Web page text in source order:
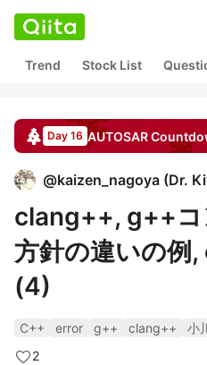
Trend Stock List
Day 16 AUTOSAR
@kaizen_nagoya (Dr.
clang++, g++コ
方針の違いの
(4)
C++ error g++ clang++
小
2